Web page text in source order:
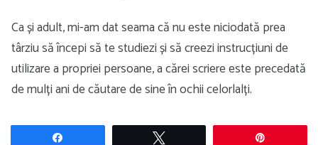
Ca și adult, mi-am dat seama că nu este niciodată prea
târziu să începi să te studiezi și să creezi instrucțiuni de
utilizare a propriei persoane, a cărei scriere este precedată
de mulți ani de căutare de sine în ochii celorlalți.